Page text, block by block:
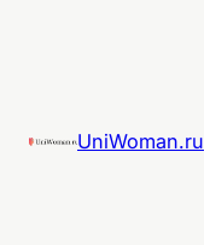
UniWoman.ru